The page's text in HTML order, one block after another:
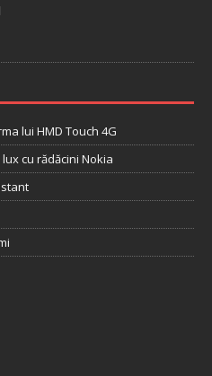
lui HMD Touch 4G
cu rădăcini Nokia